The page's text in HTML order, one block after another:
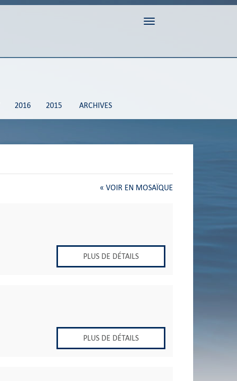
Toggle navigation
2016 2015 ARCHIVES
« VOIR EN MOSAÏQUE
PLUS DE DÉTAILS
PLUS DE DÉTAILS